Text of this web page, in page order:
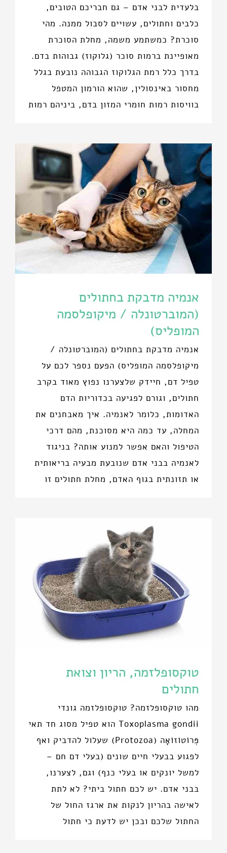
בלעדית לבני אדם – גם חבריכם הטובים,
כלבים וחתולים, עשויים לסבול ממנה. מהי
סוכרת? כמשתמע משמה, מחלת הסוכרת
מאופיינת ברמות סוכר (גלוקוז) גבוהות בדם.
בדרך כלל רמת הגלוקוז הגבוהה נובעת בגלל
מחסור באינסולין, שהוא הורמון המטפל
בוויסות רמות חומרי המזון בדם, ביניהם רמות
אנמיה מדבקת בחתולים
(המוברטונלה / מיקופלסמה
המופליס)
אנמיה מדבקת בחתולים (המוברטונלה /
מיקופלסמה המופליס) הפעם נספר לכם על
טפיל דם, חיידק שלצערנו נפוץ מאוד בקרב
חתולים, וגורם לפגיעה בכדוריות הדם
האדומות, כלומר לאנמיה. איך מאבחנים את
המחלה, עד כמה היא מסוכנת, מהם דרכי
הטיפול והאם אפשר למנוע אותה? בניגוד
לאנמיה בבני אדם שנובעת מבעיה בריאותית
או תזונתית בגוף האדם, מחלת חתולים זו
טוקסופלזמה, הריון וצואת
חתולים
מהו טוקסופלזמה? טוקסופלזמה גונדי
Toxoplasma gondii הוא טפיל מסוג חד תאי
פְּרוֹטוֹזוֹאָה (Protozoa) שעלול להדביק ואף
לפגוע בבעלי חיים שונים (בעלי דם חם –
למשל יונקים או בעלי כנף) וגם, לצערנו,
בבני אדם. יש לכם חתול ביתי? לא לתת
לאישה בהריון לנקות את ארגז החול של
החתול שלכם ובכן יש לדעת כי חתול